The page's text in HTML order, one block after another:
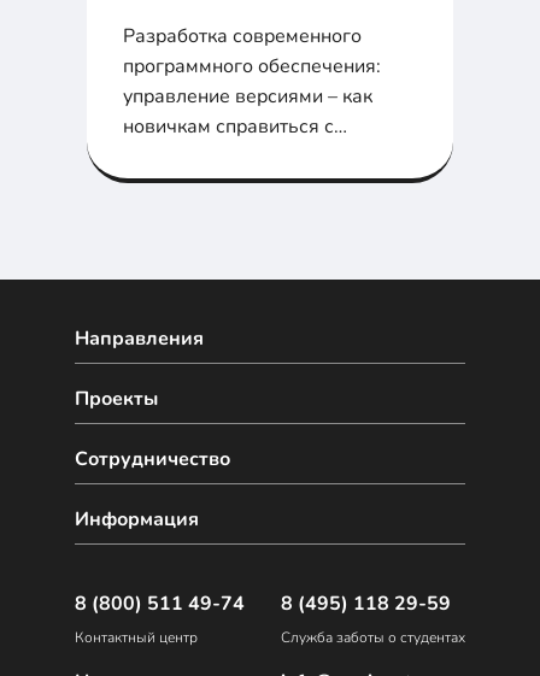
Разработка современного
программного обеспечения:
управление версиями – как
новичкам справиться с
семантическим
Направления
Сотрудничество
Проекты
Информация
8 (800) 511 49-74
Контактный центр
8 (495) 118 29-59
Служба заботы о студентах